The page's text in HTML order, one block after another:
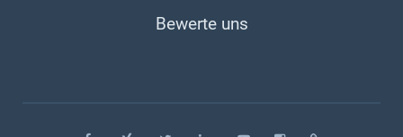
Bewerte uns